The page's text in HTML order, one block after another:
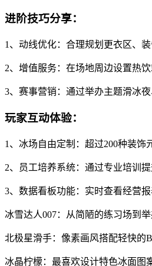
进阶技巧分享：
1、动线优化：合理规划更衣区、
2、增值服务：在场地周边设置热
3、赛事营销：通过举办主题滑冰
玩家互动体验：
1、冰场自由定制：超过200种装饰
2、员工培养系统：通过专业培训
3、数据看板功能：实时查看经营
冰雪达人007：从简陋的练习场到
北极星滑手：像素画风搭配轻快的
冰晶柠檬：最喜欢设计特色冰面图